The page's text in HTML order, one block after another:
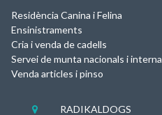
Residència Canina i Felina
Ensinistraments
Cria i venda de cadells
Servei de munta nacionals i
Venda articles i pinso
 RADIKALDOGS